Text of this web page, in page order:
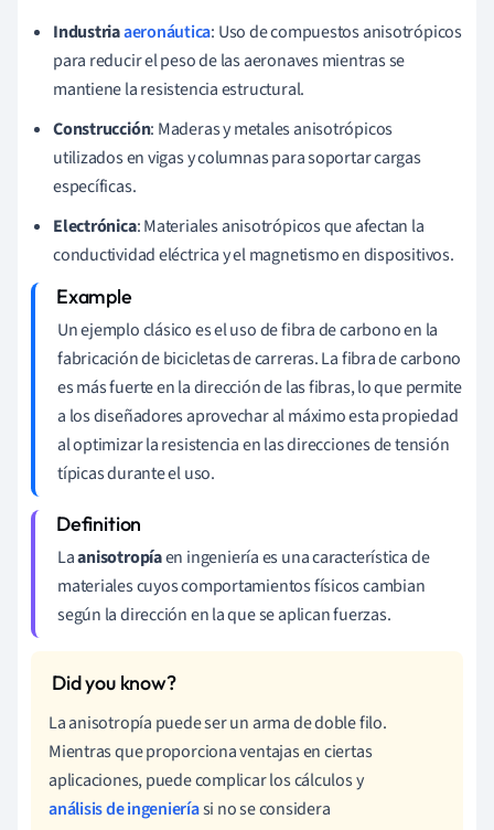
Industriaaeronáutica: Uso de compuestos anisotrópicos
para reducir el peso de las aeronaves mientras se
mantiene la resistencia estructural.
Construcción: Maderas y metales anisotrópicos
utilizados en vigas y columnas para soportar cargas
específicas.
Electrónica: Materiales anisotrópicos que afectan la
conductividad eléctrica y el magnetismo en dispositivos.
Un ejemplo clásico es el uso de fibra de carbono en la
fabricación de bicicletas de carreras. La fibra de carbono
es más fuerte en la dirección de las fibras, lo que permite
a los diseñadores aprovechar al máximo esta propiedad
al optimizar la resistencia en las direcciones de tensión
típicas durante el uso.
Laanisotropíaen ingeniería es una característica de
materiales cuyos comportamientos físicos cambian
según la dirección en la que se aplican fuerzas.
La anisotropía puede ser un arma de doble filo.
Mientras que proporciona ventajas en ciertas
aplicaciones, puede complicar los cálculos y
análisis de ingenieríasi no se considera